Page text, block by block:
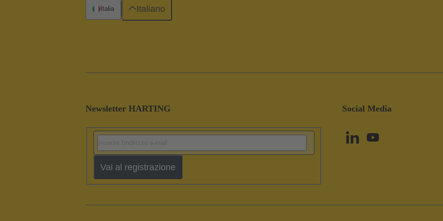
Newsletter HARTING
Vai al registrazione
Social Media
Italia Italiano